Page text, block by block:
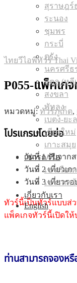
สุราษฎร์
ระนอง
ชุมพร
กระบี่
ตรัง
นครศรีธ
สตูล (หลี
สงขลา
พัทลุง
เบตง-ยะ
เชียงใหม่
เกาะสมุย
เช่ารถ/เรือ
เช่าเรือเ
เช่ารถพ
เกี่ยวกับเรา
English
ไทยวีไอพีทัวร์ Thai
P055-แพ็คเกจ
หมวดหมู่:ทัวร์ภูเก็ต,
โปรแกรมโดยย่อ
วันที่ 1 รับจาก
วันที่ 2 เที่ยวเก
วันที่ 3 เที่ยวร
ทัวร์นี้เป็นทัวร์แบบส่
แพ็คเกจทัวร์นี้เปิดใ
ท่านสามารถจองห